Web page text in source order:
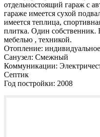
отдельностоящий гараж с
гараже имеется сухой
имеется теплица,
плитка. Один собственник.
мебелью , техникой.
Отопление:
Санузел: Смежный
Коммуникации:
Септик
Год постройки: 2008